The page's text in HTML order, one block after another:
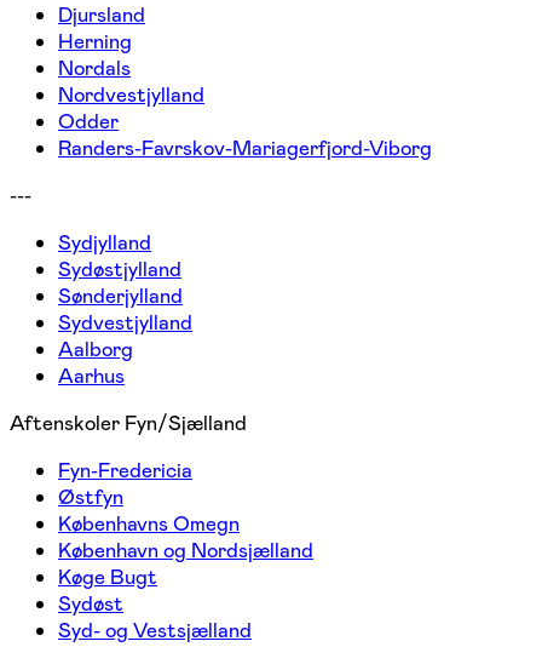
Djursland
Herning
Nordals
Nordvestjylland
Odder
Randers-Favrskov-Mariagerfjord-Viborg
---
Sydjylland
Sydøstjylland
Sønderjylland
Sydvestjylland
Aalborg
Aarhus
Aftenskoler Fyn/Sjælland
Fyn-Fredericia
Østfyn
Københavns Omegn
København og Nordsjælland
Køge Bugt
Sydøst
Syd- og Vestsjælland